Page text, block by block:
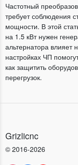
Частотный
требует соблюдения
мощности. В этой
на 1.5 кВт нужен
альтернатора влияет
настройках ЧП
как защитить
перегрузок.
Grizlicnc
© 2016-2026